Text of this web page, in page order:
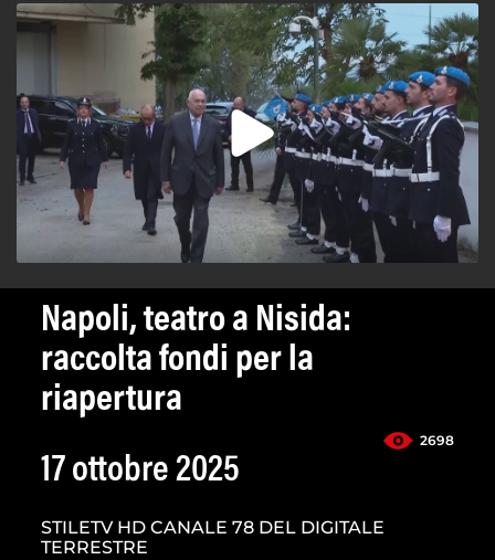
Napoli, teatro a Nisida:
raccolta fondi per la
riapertura
2698
17 ottobre 2025
STILETV HD CANALE 78 DEL DIGITALE
TERRESTRE